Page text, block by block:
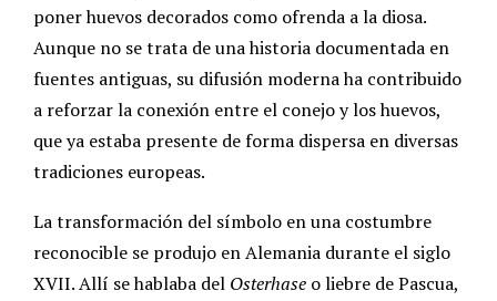
poner huevos decorados como ofrenda a la diosa.
Aunque no se trata de una historia documentada en
fuentes antiguas, su difusión moderna ha contribuido
a reforzar la conexión entre el conejo y los huevos,
que ya estaba presente de forma dispersa en diversas
tradiciones europeas.
La transformación del símbolo en una costumbre
reconocible se produjo en Alemania durante el siglo
XVII. Allí se hablaba del Osterhase o liebre de Pascua,